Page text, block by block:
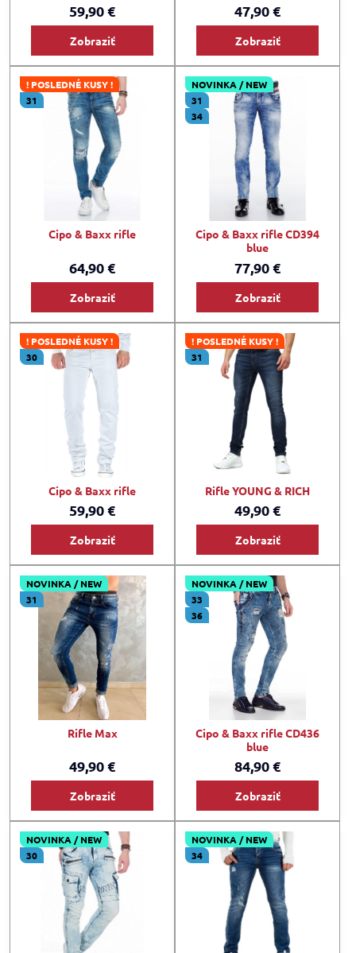
59,90 €
Zobraziť
47,90 €
Zobraziť
! POSLEDNÉ KUSY !
31
Cipo & Baxx rifle
64,90 €
Zobraziť
NOVINKA / NEW
31
34
Cipo & Baxx rifle CD394
blue
77,90 €
Zobraziť
! POSLEDNÉ KUSY !
30
Cipo & Baxx rifle
59,90 €
Zobraziť
! POSLEDNÉ KUSY !
31
Rifle YOUNG & RICH
49,90 €
Zobraziť
NOVINKA / NEW
31
Rifle Max
49,90 €
Zobraziť
NOVINKA / NEW
33
36
Cipo & Baxx rifle CD436
blue
84,90 €
Zobraziť
NOVINKA / NEW
30
NOVINKA / NEW
34